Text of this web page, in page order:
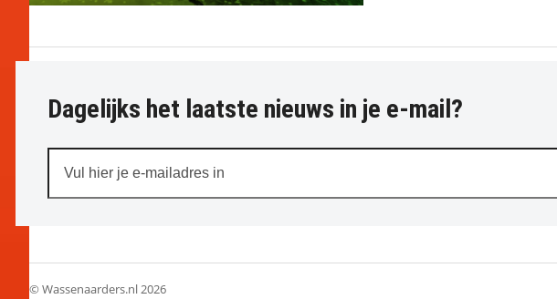
Dagelijks het laatste nieuws in je e-mail?
hier
je
in
© Wassenaarders.nl 2026